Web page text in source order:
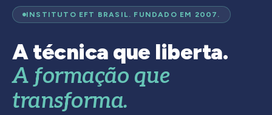
INSTITUTO EFT BRASIL. FUNDADO EM 2007.
A técnica que liberta.
A formação que
transforma.